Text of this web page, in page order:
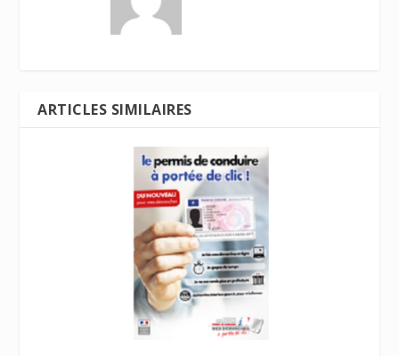
ARTICLES SIMILAIRES